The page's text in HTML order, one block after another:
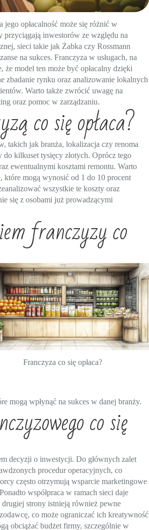
opłacalność może się różnić w
przyciągają inwestorów ze względu na
sieci takie jak Żabka czy Rossmann
na sukces. Franczyza w usługach, na
model ten może być opłacalny dzięki
zbadanie rynku oraz analizowanie lokalnych
Warto także zwrócić uwagę na
oraz pomoc w zarządzaniu.
co się opłaca?
takich jak branża, lokalizacja czy renoma
kilkuset tysięcy złotych. Oprócz tego
ewentualnymi kosztami remontu. Warto
które mogą wynosić od 1 do 10 procent
wszystkie te koszty oraz
się z osobami już prowadzącymi
franczyzy co
Franczyza co się opłaca?
mogą wpłynąć na sukces w danej branży.
co się
decyzji o inwestycji. Do głównych zalet
procedur operacyjnych, co
często otrzymują wsparcie marketingowe
współpraca w ramach sieci daje
strony istnieją również pewne
co może ograniczać ich kreatywność
obciążać budżet firmy, szczególnie w